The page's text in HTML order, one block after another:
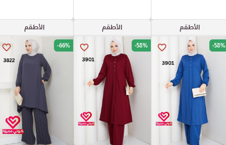
الأطقم
favorite_border -58%
الأطقم
favorite_border -58%
الأطقم
favorite_border -66%